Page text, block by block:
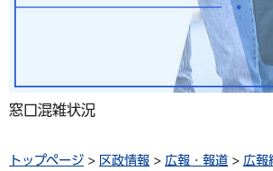
窓口混雑状況
トップページ > 区政情報 > 広報・報道 > 広報